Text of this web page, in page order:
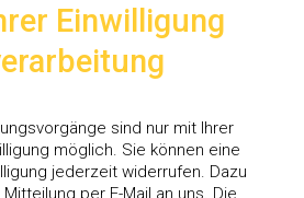
Einwilligung
sind nur mit Ihrer
möglich. Sie können eine
jederzeit widerrufen. Dazu
per E-Mail an uns. Die